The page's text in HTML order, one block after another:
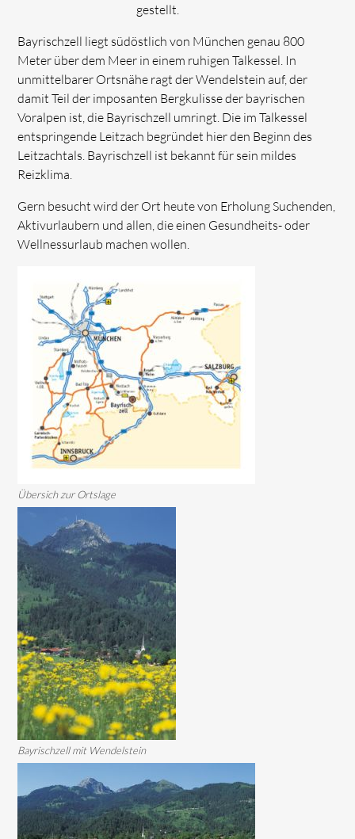
gestellt.
Bayrischzell liegt südöstlich von München genau 800
Meter über dem Meer in einem ruhigen Talkessel. In
unmittelbarer Ortsnähe ragt der Wendelstein auf, der
damit Teil der imposanten Bergkulisse der bayrischen
Voralpen ist, die Bayrischzell umringt. Die im Talkessel
entspringende Leitzach begründet hier den Beginn des
Leitzachtals. Bayrischzell ist bekannt für sein mildes
Reizklima.
Gern besucht wird der Ort heute von Erholung Suchenden,
Aktivurlaubern und allen, die einen Gesundheits- oder
Wellnessurlaub machen wollen.
Übersich zur Ortslage
Bayrischzell mit Wendelstein